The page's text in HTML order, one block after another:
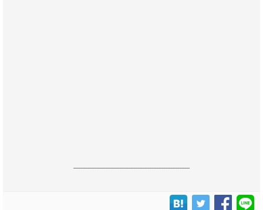
------------------------------------------------------------------